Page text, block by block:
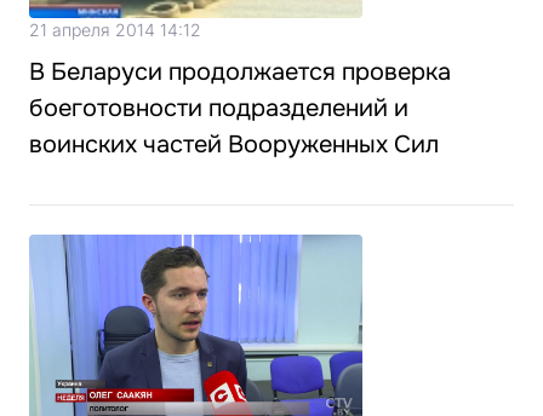
21 апреля 2014 14:12
В Беларуси продолжается проверка
боеготовности подразделений и
воинских частей Вооруженных Сил